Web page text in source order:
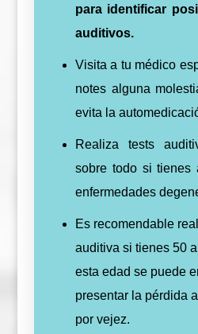
para identificar
auditivos.
Visita a tu médico
notes alguna
evita la
Realiza tests
sobre todo si tienes
enfermedades
Es recomendable
auditiva si tienes 50
esta edad se puede
presentar la pérdida
por vejez.